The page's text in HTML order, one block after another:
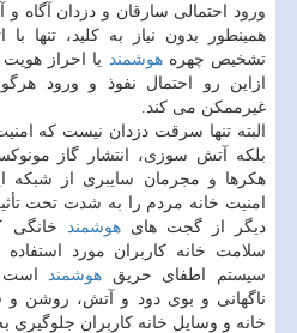
ورود احتمالی سارقان و دزدان آگاه و
همینطور بدون نیاز به كلید، تنها
تشخیص چهرههوشمند یا احراز
ازاین رو احتمال نفوذ و ورود
غیرممكن می كند.
البته تنها سرقت دزدان نیست كه
بلكه آتش سوزی، انتشار گاز
هكرها و مجرمان سایبری از شبكه
امنیت خانه مردم را به شدت تحت
دیگر از گجت هایهوشمند
خانگی
سلامت خانه كاربران مورد
سیستم اطفای حریق هوشمند
است
ناگهانی و بوی دود و آتش، روشن
خانه و وسایل خانه كاربران جلوگیری